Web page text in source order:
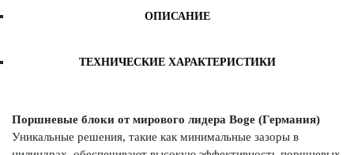
ОПИСАНИЕ
ТЕХНИЧЕСКИЕ ХАРАКТЕРИСТИКИ
Поршневые блоки от мирового лидера Boge (Германия)
Уникальные решения, такие как минимальные зазоры в